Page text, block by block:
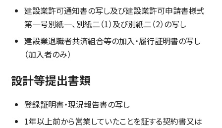
建設業許可通知書の写し及び建設業許可申請書様式
第一号別紙一、別紙二（1）及び別紙二（2）の写し
建設業退職者共済組合等の加入・履行証明書の写し
（加入者のみ）
設計等提出書類
登録証明書・現況報告書の写し
1年以上前から営業していたことを証する契約書又は